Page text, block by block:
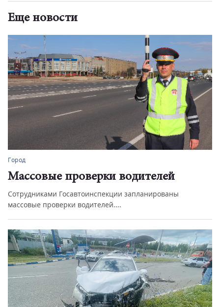
Еще новости
Город
Массовые проверки водителей
Сотрудниками Госавтоинспекции запланированы
массовые проверки водителей....